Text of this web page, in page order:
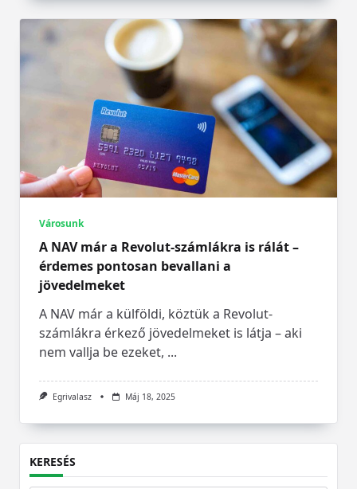
Városunk
A NAV már a Revolut-számlákra is rálát –
érdemes pontosan bevallani a
jövedelmeket
A NAV már a külföldi, köztük a Revolut-
számlákra érkező jövedelmeket is látja – aki
nem vallja be ezeket, ...
Egrivalasz Máj 18, 2025
KERESÉS